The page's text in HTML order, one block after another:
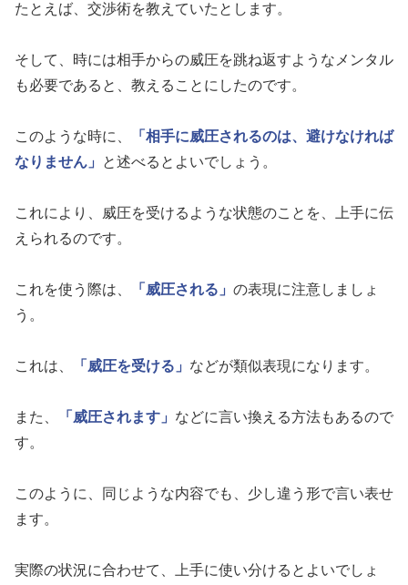
たとえば、交渉術を教えていたとします。
そして、時には相手からの威圧を跳ね返すようなメンタル
も必要であると、教えることにしたのです。
このような時に、
「相手に威圧されるのは、避けなければ
なりません」
と述べるとよいでしょう。
これにより、威圧を受けるような状態のことを、上手に伝
えられるのです。
これを使う際は、 「威圧される」 の表現に注意しましょ
う。
これは、 「威圧を受ける」 などが類似表現になります。
また、 「威圧されます」 などに言い換える方法もあるので
す。
このように、同じような内容でも、少し違う形で言い表せ
ます。
実際の状況に合わせて、上手に使い分けるとよいでしょ